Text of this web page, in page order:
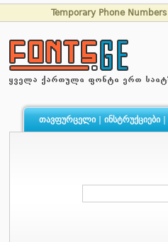
Temporary Phone Numbers
თავფურცელი| ინსტრუქციები|